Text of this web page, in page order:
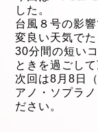
した。
台風８号の影
変良い天気で
30分間の短い
ときを過ごし
次回は8月8日
アノ・ソプラ
ださい。